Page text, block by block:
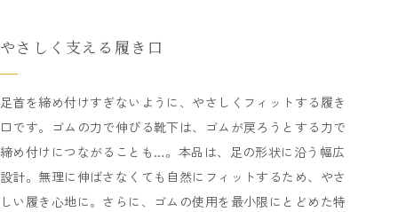
やさしく支える履き口
足首を締め付けすぎないように、やさしくフィットする履き
口です。ゴムの力で伸びる靴下は、ゴムが戻ろうとする力で
締め付けにつながることも…。本品は、足の形状に沿う幅広
設計。無理に伸ばさなくても自然にフィットするため、やさ
しい履き心地に。さらに、ゴムの使用を最小限にとどめた特